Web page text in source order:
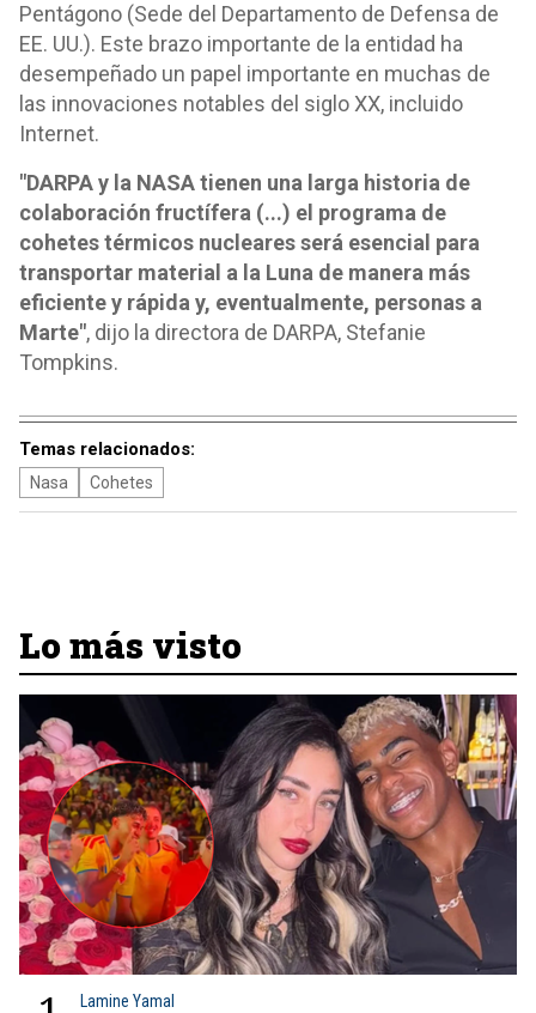
Pentágono (Sede del Departamento de Defensa de
EE. UU.). Este brazo importante de la entidad ha
desempeñado un papel importante en muchas de
las innovaciones notables del siglo XX, incluido
Internet.
"DARPA y la NASA tienen una larga historia de
colaboración fructífera (...) el programa de
cohetes térmicos nucleares será esencial para
transportar material a la Luna de manera más
eficiente y rápida y, eventualmente, personas a
Marte", dijo la directora de DARPA, Stefanie
Tompkins.
Temas relacionados:
Nasa Cohetes
Lo más visto
Lamine Yamal